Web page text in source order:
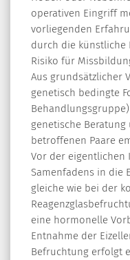
operativen Eingriff
vorliegenden
durch die künstliche
Risiko für
Aus grundsätzlicher
genetisch bedingte
genetische
betroffenen Paare
Vor der eigentlichen
Samenfadens in die
gleiche wie bei der
eine hormonelle
Entnahme der
Befruchtung erfolgt